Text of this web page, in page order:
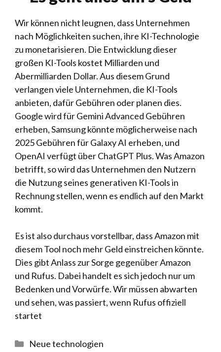
Wir können nicht leugnen, dass Unternehmen
nach Möglichkeiten suchen, ihre KI-Technologie
zu monetarisieren. Die Entwicklung dieser
großen KI-Tools kostet Milliarden und
Abermilliarden Dollar. Aus diesem Grund
verlangen viele Unternehmen, die KI-Tools
anbieten, dafür Gebühren oder planen dies.
Google wird für Gemini Advanced Gebühren
erheben, Samsung könnte möglicherweise nach
2025 Gebühren für Galaxy AI erheben, und
OpenAI verfügt über ChatGPT Plus. Was Amazon
betrifft, so wird das Unternehmen den Nutzern
die Nutzung seines generativen KI-Tools in
Rechnung stellen, wenn es endlich auf den Markt
kommt.
Es ist also durchaus vorstellbar, dass Amazon mit
diesem Tool noch mehr Geld einstreichen könnte.
Dies gibt Anlass zur Sorge gegenüber Amazon
und Rufus. Dabei handelt es sich jedoch nur um
Bedenken und Vorwürfe. Wir müssen abwarten
und sehen, was passiert, wenn Rufus offiziell
startet
Kategorien
Neue technologien